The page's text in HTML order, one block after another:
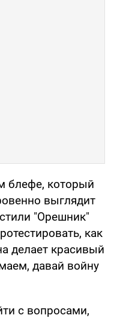
блефе, который
выглядит
"Орешник"
как
делает красивый
давай войну
с вопросами,